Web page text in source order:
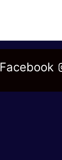
Facebook